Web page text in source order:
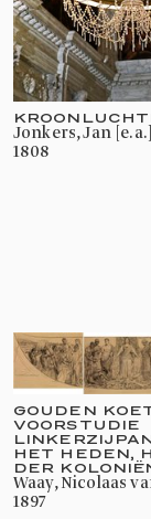
Jonkers, Jan [e.a.]
1808
GOUDEN
VOORSTUDIE
HET HEDEN,
DER
Waay, Nicolaas
1897